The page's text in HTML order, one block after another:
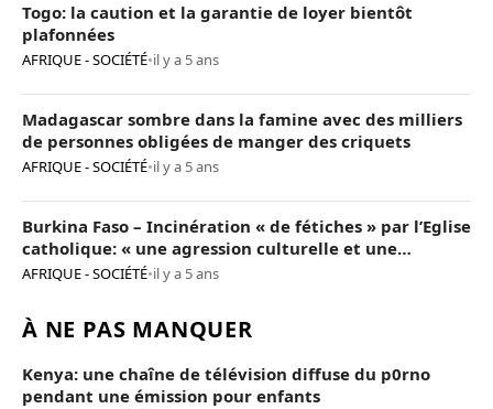
Togo: la caution et la garantie de loyer bientôt
plafonnées
AFRIQUE - SOCIÉTÉ•il y a 5 ans
Madagascar sombre dans la famine avec des milliers
de personnes obligées de manger des criquets
AFRIQUE - SOCIÉTÉ•il y a 5 ans
Burkina Faso – Incinération « de fétiches » par l’Eglise
catholique: « une agression culturelle et une
provocation de trop »
AFRIQUE - SOCIÉTÉ•il y a 5 ans
À NE PAS MANQUER
Kenya: une chaîne de télévision diffuse du p0rno
pendant une émission pour enfants